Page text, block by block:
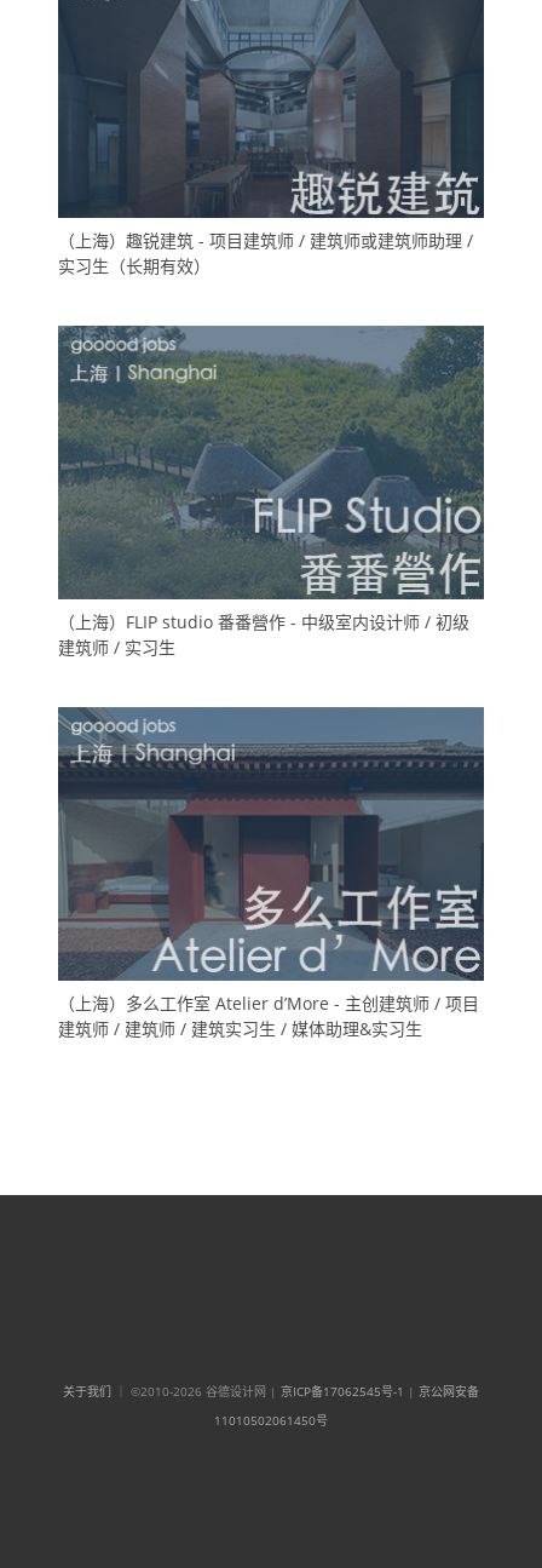
（上海）趣锐建筑 - 项目建筑师 / 建筑师或建筑师助理 /
实习生（长期有效）
（上海）FLIP studio 番番營作 - 中级室内设计师 / 初级
建筑师 / 实习生
（上海）多么工作室 Atelier d’More - 主创建筑师 / 项目
建筑师 / 建筑师 / 建筑实习生 / 媒体助理&实习生
关于我们 ｜ ©2010-2026 谷德设计网 | 京ICP备17062545号-1 | 京公网安备
11010502061450号